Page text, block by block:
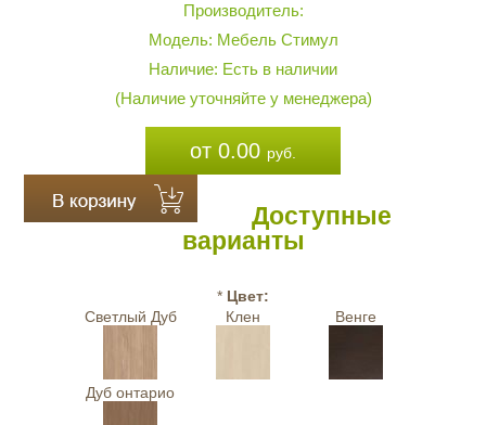
Производитель:
Модель: Мебель Стимул
Наличие: Есть в наличии
(Наличие уточняйте у менеджера)
от 0.00 руб.
Доступные
варианты
* Цвет:
Светлый Дуб
Клен Венге
Дуб онтарио